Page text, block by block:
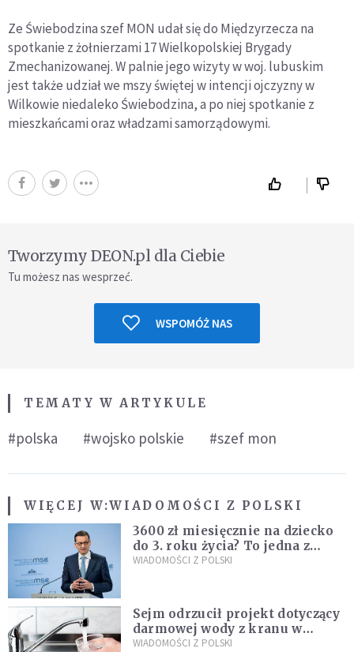
Ze Świebodzina szef MON udał się do Międzyrzecza na
spotkanie z żołnierzami 17 Wielkopolskiej Brygady
Zmechanizowanej. W palnie jego wizyty w woj. lubuskim
jest także udział we mszy świętej w intencji ojczyzny w
Wilkowie niedaleko Świebodzina, a po niej spotkanie z
mieszkańcami oraz władzami samorządowymi.
Tworzymy DEON.pl dla Ciebie
Tu możesz nas wesprzeć.
WSPOMÓŻ NAS
TEMATY W ARTYKULE
#polska #wojsko polskie #szef mon
WIĘCEJ W:WIADOMOŚCI Z POLSKI
3600 zł miesięcznie na dziecko
do 3. roku życia? To jedna z
propozycji programu "Rozwój
WIADOMOŚCI Z POLSKI
Sejm odrzucił projekt dotyczący
darmowej wody z kranu w
restauracjach
WIADOMOŚCI Z POLSKI